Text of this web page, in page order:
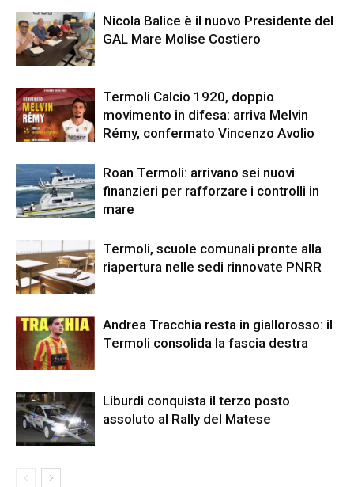
Nicola Balice è il nuovo Presidente del
GAL Mare Molise Costiero
Termoli Calcio 1920, doppio
movimento in difesa: arriva Melvin
Rémy, confermato Vincenzo Avolio
Roan Termoli: arrivano sei nuovi
finanzieri per rafforzare i controlli in
mare
Termoli, scuole comunali pronte alla
riapertura nelle sedi rinnovate PNRR
Andrea Tracchia resta in giallorosso: il
Termoli consolida la fascia destra
Liburdi conquista il terzo posto
assoluto al Rally del Matese